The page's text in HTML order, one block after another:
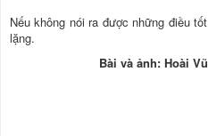
Nếu không nói ra được những điều
lặng.
Bài và ảnh: Hoài